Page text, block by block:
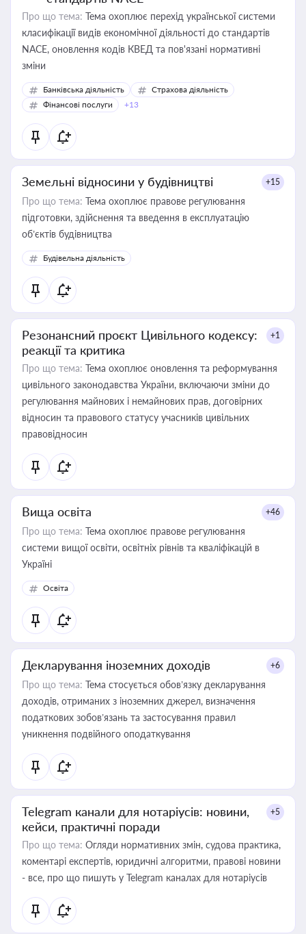
Про що тема: Тема охоплює перехід української системи
класифікації видів економічної діяльності до стандартів
NACE, оновлення кодів КВЕД та пов'язані нормативні
зміни
Банківська діяльність
Страхова діяльність
Фінансові послуги
+13
Земельні відносини у будівництві +15
Про що тема: Тема охоплює правове регулювання
підготовки, здійснення та введення в експлуатацію
об’єктів будівництва
Будівельна діяльність
Резонансний проєкт Цивільного кодексу:
реакції та критика
+1
Про що тема: Тема охоплює оновлення та реформування
цивільного законодавства України, включаючи зміни до
регулювання майнових і немайнових прав, договірних
відносин та правового статусу учасників цивільних
правовідносин
Вища освіта +46
Про що тема: Тема охоплює правове регулювання
системи вищої освіти, освітніх рівнів та кваліфікацій в
Україні
Освіта
Декларування іноземних доходів +6
Про що тема: Тема стосується обов’язку декларування
доходів, отриманих з іноземних джерел, визначення
податкових зобов’язань та застосування правил
уникнення подвійного оподаткування
Telegram канали для нотаріусів: новини,
кейси, практичні поради
+5
Про що тема: Огляди нормативних змін, судова практика,
коментарі експертів, юридичні алгоритми, правові новини
- все, про що пишуть у Telegram каналах для нотаріусів